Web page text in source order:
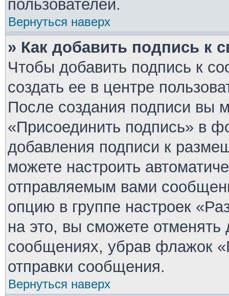
пользователей.
Вернуться наверх
» Как добавить подпись к
Чтобы добавить подпись к
создать ее в центре
После создания подписи вы
«Присоединить подпись» в
добавления подписи к
можете настроить
отправляемым вами
опцию в группе настроек
на это, вы сможете
сообщениях, убрав флажок
отправки сообщения.
Вернуться наверх